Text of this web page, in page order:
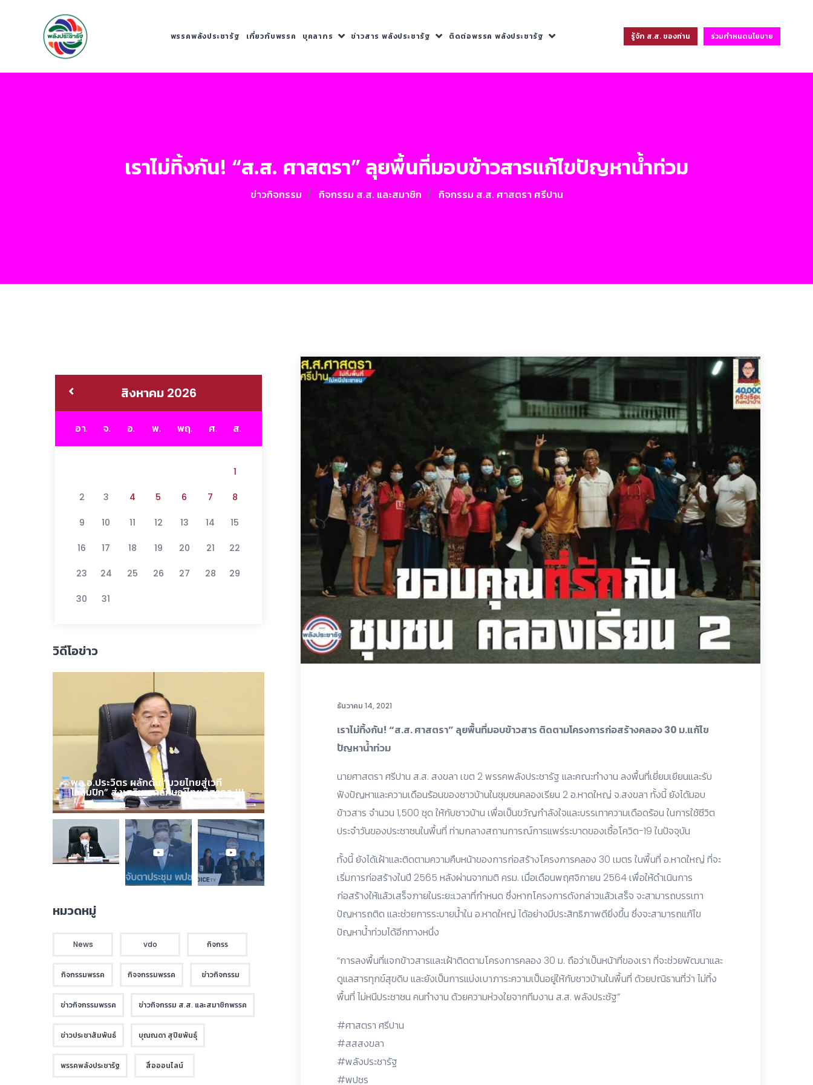
พรรคพลังประชารัฐ เกี่ยวกับพรรค บุคลากร ข่าวสาร พลังประชารัฐ ติดต่อพรรค พลังประชารัฐ รู้จัก ส.ส. ของท่าน ร่วมกำหนดนโยบาย
เราไม่ทิ้งกัน! “ส.ส. ศาสตรา” ลุยพื้นที่มอบข้าวสารแก้ไขปัญหาน้ำท่วม
ข่าวกิจกรรม กิจกรรม ส.ส. และสมาชิก กิจกรรม ส.ส. ศาสตรา ศรีปาน
ธันวาคม 14, 2021
เราไม่ทิ้งกัน! “ส.ส. ศาสตรา” ลุยพื้นที่มอบข้าวสาร ติดตามโครงการก่อสร้างคลอง 30 ม.แก้ไข
ปัญหาน้ำท่วม
นายศาสตรา ศรีปาน ส.ส. สงขลา เขต 2 พรรคพลังประชารัฐ และคณะทำงาน ลงพื้นที่เยี่ยมเยียนและรับ
ฟังปัญหาและความเดือนร้อนของชาวบ้านในชุมชนคลองเรียน 2 อ.หาดใหญ่ จ.สงขลา ทั้งนี้ ยังได้มอบ
ข้าวสาร จำนวน 1,500 ชุด ให้กับชาวบ้าน เพื่อเป็นขวัญกำลังใจและบรรเทาความเดือดร้อน ในการใช้ชีวิต
ประจำวันของประชาชนในพื้นที่ ท่ามกลางสถานการณ์การแพร่ระบาดของเชื้อโควิด-19 ในปัจจุบัน
ทั้งนี้ ยังได้เฝ้าและติดตามความคืบหน้าของการก่อสร้างโครงการคลอง 30 เมตร ในพื้นที่ อ.หาดใหญ่ ที่จะ
เริ่มการก่อสร้างในปี 2565 หลังผ่านจากมติ ครม. เมื่อเดือนพฤศจิกายน 2564 เพื่อให้ดำเนินการ
ก่อสร้างให้แล้วเสร็จภายในระยะเวลาที่กำหนด ซึ่งหากโครงการดังกล่าวแล้วเสร็จ จะสามารถบรรเทา
ปัญหารถติด และช่วยการระบายน้ำใน อ.หาดใหญ่ ได้อย่างมีประสิทธิภาพดียิ่งขึ้น ซึ่งจะสามารถแก้ไข
ปัญหาน้ำท่วมได้อีกทางหนึ่ง
“การลงพื้นที่แจกข้าวสารและเฝ้าติดตามโครงการคลอง 30 ม. ถือว่าเป็นหน้าที่ของเรา ที่จะช่วยพัฒนาและ
ดูแลสารทุกข์สุขดิบ และยังเป็นการแบ่งเบาภาระความเป็นอยู่ให้กับชาวบ้านในพื้นที่ ด้วยปณิธานที่ว่า ไม่ทิ้ง
พื้นที่ ไม่หนีประชาชน คนทำงาน ด้วยความห่วงใยจากทีมงาน ส.ส. พลังประชัฐ”
#ศาสตรา ศรีปาน
#สสสงขลา
#พลังประชารัฐ
#พปชร
สิงหาคม 2026
อา. จ. อ. พ. พฤ. ศ. ส.
1
2 3 4 5 6 7 8
9 10 11 12 13 14 15
16 17 18 19 20 21 22
23 24 25 26 27 28 29
30 31
วิดีโอข่าว
พล.อ.ประวิตร ผลักดัน “มวยไทยสู่เวที
โอลิมปิก” ส่งเสริมเอกลักษณ์ไทยสู่สากล !!!
หมวดหมู่
News vdo กิจกรร
กิจกรรมพรรค กิจจกรรมพรรค ข่าวกิจกรรม
ข่าวกิจกรรมพรรค ข่าวกิจกรรม ส.ส. และสมาชิกพรรค
ข่าวประชาสัมพันธ์ บุณณดา สุปิยพันธุ์
พรรคพลังประชารัฐ สื่อออนไลน์